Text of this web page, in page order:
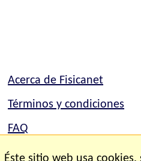
Acerca de Fisicanet
Términos y condiciones
FAQ
Mapa del sitio